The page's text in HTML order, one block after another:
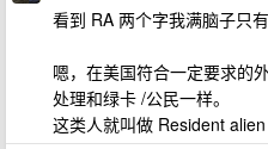
看到 RA 两个字我满脑子只
嗯，在美国符合一定要求的
处理和绿卡 /公民一样。
这类人就叫做 Resident alien